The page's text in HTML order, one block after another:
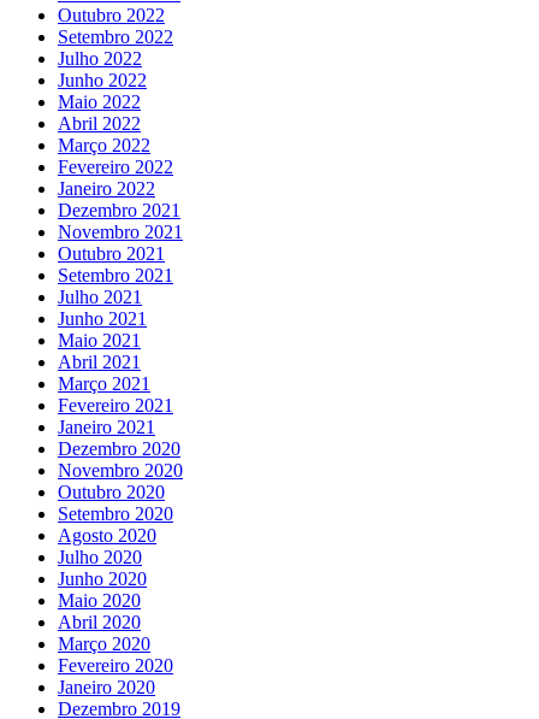
Outubro 2022
Setembro 2022
Julho 2022
Junho 2022
Maio 2022
Abril 2022
Março 2022
Fevereiro 2022
Janeiro 2022
Dezembro 2021
Novembro 2021
Outubro 2021
Setembro 2021
Julho 2021
Junho 2021
Maio 2021
Abril 2021
Março 2021
Fevereiro 2021
Janeiro 2021
Dezembro 2020
Novembro 2020
Outubro 2020
Setembro 2020
Agosto 2020
Julho 2020
Junho 2020
Maio 2020
Abril 2020
Março 2020
Fevereiro 2020
Janeiro 2020
Dezembro 2019